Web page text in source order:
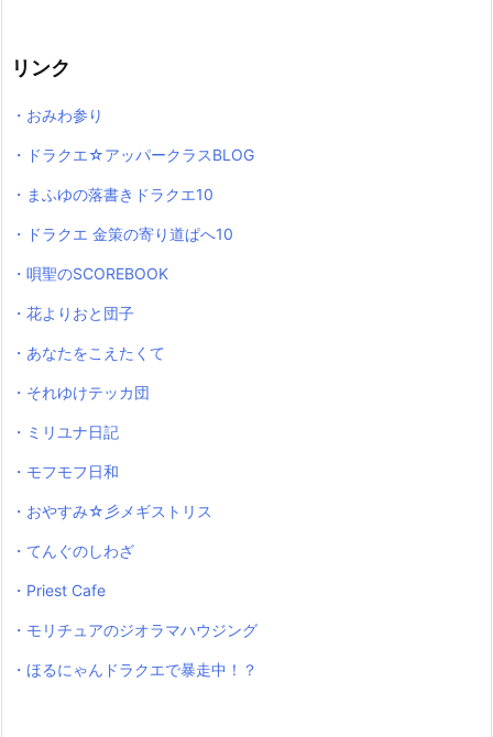
リンク
・おみわ参り
・ドラクエ☆アッパークラスBLOG
・まふゆの落書きドラクエ10
・ドラクエ 金策の寄り道ぱへ10
・唄聖のSCOREBOOK
・花よりおと団子
・あなたをこえたくて
・それゆけテッカ団
・ミリユナ日記
・モフモフ日和
・おやすみ☆彡メギストリス
・てんぐのしわざ
・Priest Cafe
・モリチュアのジオラマハウジング
・ほるにゃんドラクエで暴走中！？